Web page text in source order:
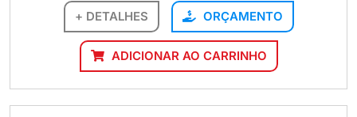
+ DETALHES ORÇAMENTO
ADICIONAR AO CARRINHO